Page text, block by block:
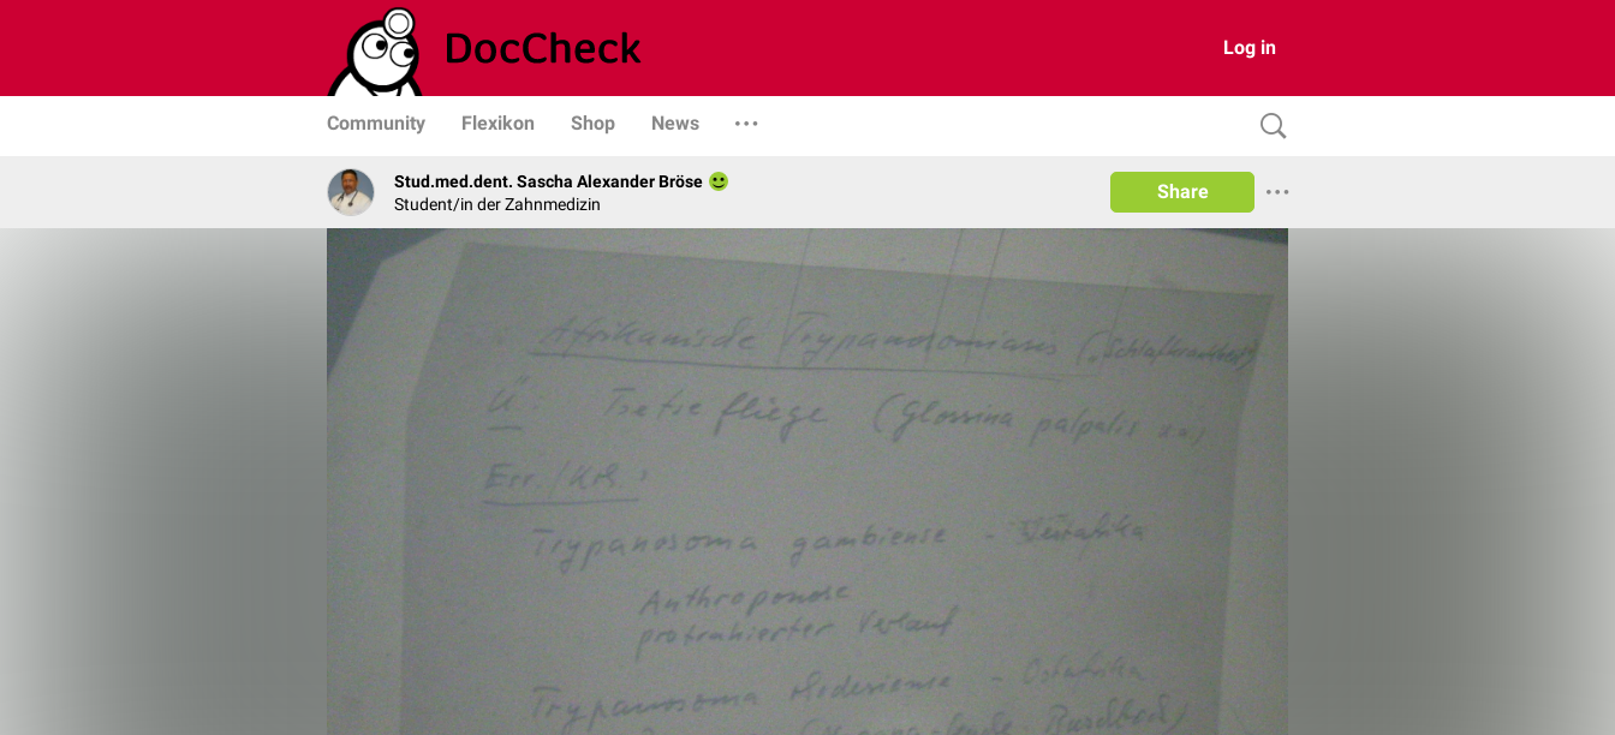
Log in
Community Flexikon Shop News
Stud.med.dent. Sascha Alexander Bröse
Student/in der Zahnmedizin
Share